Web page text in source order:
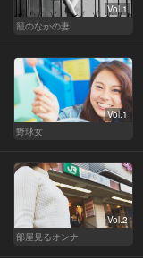
Vol.1
籠のなかの妻
Vol.1
野球女
Vol.2
部屋見るオンナ